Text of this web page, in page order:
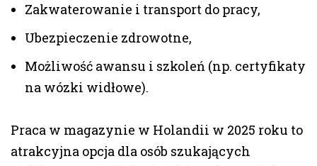
Zakwaterowanie i transport do pracy,
Ubezpieczenie zdrowotne,
Możliwość awansu i szkoleń (np. certyfikaty
na wózki widłowe).
Praca w magazynie w Holandii w 2025 roku to
atrakcyjna opcja dla osób szukających